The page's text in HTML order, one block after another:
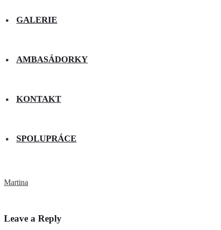
GALERIE
AMBASÁDORKY
KONTAKT
SPOLUPRÁCE
Martina
Leave a Reply